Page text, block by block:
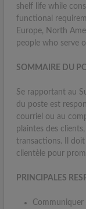
shelf life while
functional
Europe, North
people who serve
SOMMAIRE DU
Se rapportant au
du poste est
courriel ou au
plaintes des
transactions. Il doit
clientèle pour
PRINCIPALES
Communiquer